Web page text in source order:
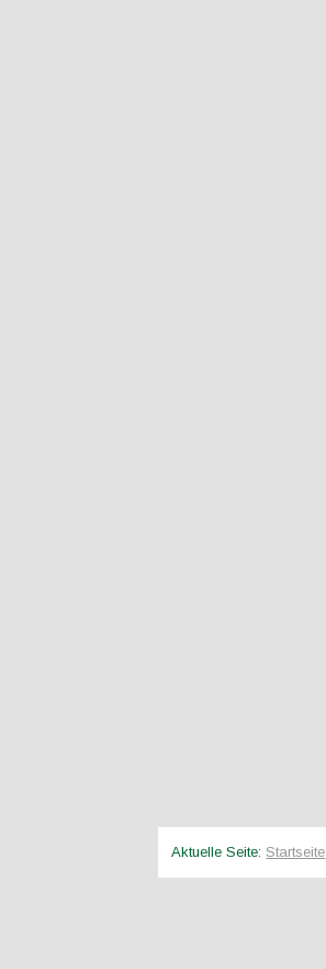
Aktuelle Seite:Startseite